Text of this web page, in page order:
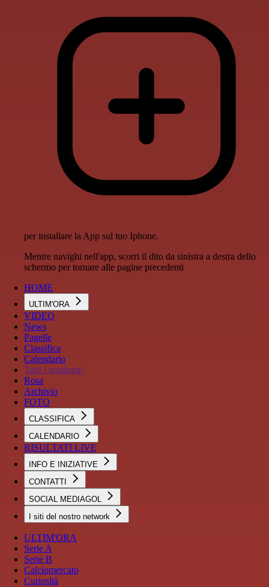
per installare la App sul tuo Iphone.
Mentre navighi nell'app, scorri il dito da sinistra a destra dello
schermo per tornare alle pagine precedenti
HOME
ULTIM'ORA
VIDEO
News
Pagelle
Classifica
Calendario
Tutti i sondaggi
Rosa
Archivio
FOTO
CLASSIFICA
CALENDARIO
RISULTATI LIVE
INFO E INIZIATIVE
CONTATTI
SOCIAL MEDIAGOL
I siti del nostro network
ULTIM'ORA
Serie A
Serie B
Calciomercato
Curiosità